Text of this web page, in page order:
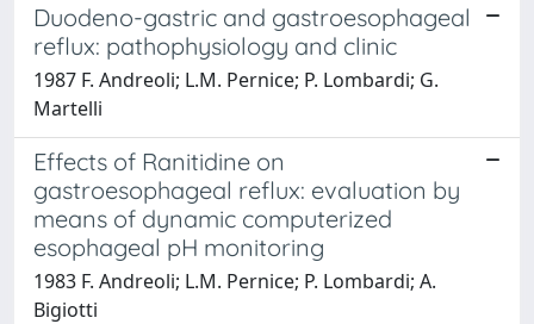
Duodeno-gastric and gastroesophageal
reflux: pathophysiology and clinic
1987 F. Andreoli; L.M. Pernice; P. Lombardi; G.
Martelli
Effects of Ranitidine on
gastroesophageal reflux: evaluation by
means of dynamic computerized
esophageal pH monitoring
1983 F. Andreoli; L.M. Pernice; P. Lombardi; A.
Bigiotti